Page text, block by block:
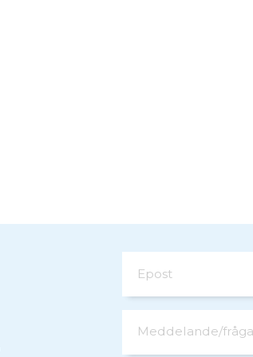
Epost
Meddelande/fråga